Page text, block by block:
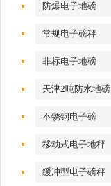
防爆电子地磅
常规电子磅秤
非标电子地磅
天津2吨防水地磅
不锈钢电子磅
移动式电子地秤
缓冲型电子磅秤